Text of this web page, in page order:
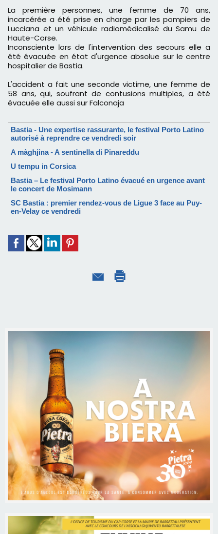
La première personnes, une femme de 70 ans,
incarcérée a été prise en charge par les pompiers de
Lucciana et un véhicule radiomédicalisé du Samu de
Haute-Corse.
Inconsciente lors de l'intervention des secours elle a
été évacuée en état d'urgence absolue sur le centre
hospitalier de Bastia.
L'accident a fait une seconde victime, une femme de
58 ans, qui, soufrant de contusions multiples, a été
évacuée elle aussi sur Falconaja
Bastia - Une expertise rassurante, le festival Porto Latino
autorisé à reprendre ce vendredi soir
A màghjina - A sentinella di Pinareddu
U tempu in Corsica
Bastia – Le festival Porto Latino évacué en urgence avant
le concert de Mosimann
SC Bastia : premier rendez-vous de Ligue 3 face au Puy-
en-Velay ce vendredi